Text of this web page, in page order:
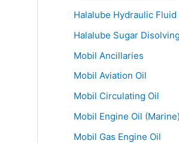
Halalube Hydraulic Fluid
Halalube Sugar
Mobil Ancillaries
Mobil Aviation Oil
Mobil Circulating Oil
Mobil Engine Oil (Marine)
Mobil Gas Engine Oil